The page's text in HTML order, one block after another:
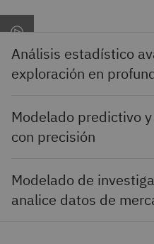
Análisis estadístico
exploración en
Modelado predictivo
con precisión
Modelado de
analice datos de